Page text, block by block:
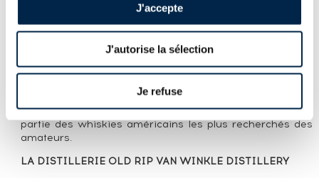
J'accepte
J'autorise la sélection
Je refuse
Van Winkle 12 ans est un wheated bourbon (un bourbon
dont la deuxième céréale après le maïs est le blé et non
de l'orge comme c'est généralement le cas) a été lancé
en 1991 par Julian Van Winkle III. Il utilise alors du
bourbon de la distillerie Stitzel-Weller (Lot A). Le Lot B suit
la même année et n'a plus quitté la gamme depuis. Cette
gamme compte aussi un 10 ans, un 15 ans, un 20 ans,
un 23 ans et un rye whiskey de 13 ans. Ils sont
désormais produits par la distillerie Buffalo Trace et font
partie des whiskies américains les plus recherchés des
amateurs.
LA DISTILLERIE OLD RIP VAN WINKLE DISTILLERY